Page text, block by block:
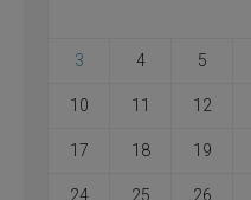
3 4 5
10 11 12
17 18 19
24 25 26